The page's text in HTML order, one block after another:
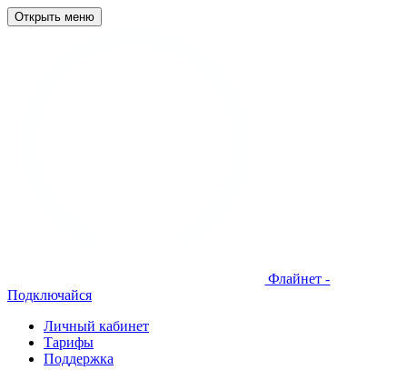
Открыть меню
Флайнет -
Подключайся
Личный кабинет
Тарифы
Поддержка